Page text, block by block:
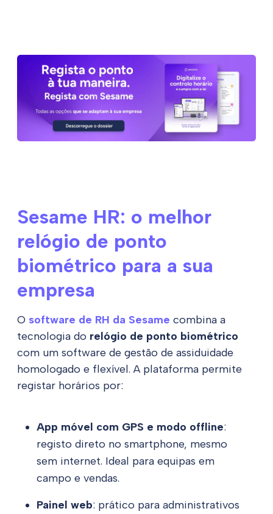
Sesame HR: o melhor
relógio de ponto
biométrico para a sua
empresa
O software de RH da Sesame combina a
tecnologia do relógio de ponto biométrico
com um software de gestão de assiduidade
homologado e flexível. A plataforma permite
registar horários por:
App móvel com GPS e modo offline:
registo direto no smartphone, mesmo
sem internet. Ideal para equipas em
campo e vendas.
Painel web: prático para administrativos